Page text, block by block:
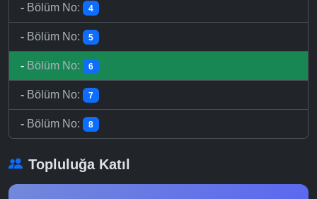
- Bölüm No: 4
- Bölüm No: 5
- Bölüm No: 6
- Bölüm No: 7
- Bölüm No: 8
Topluluğa Katıl